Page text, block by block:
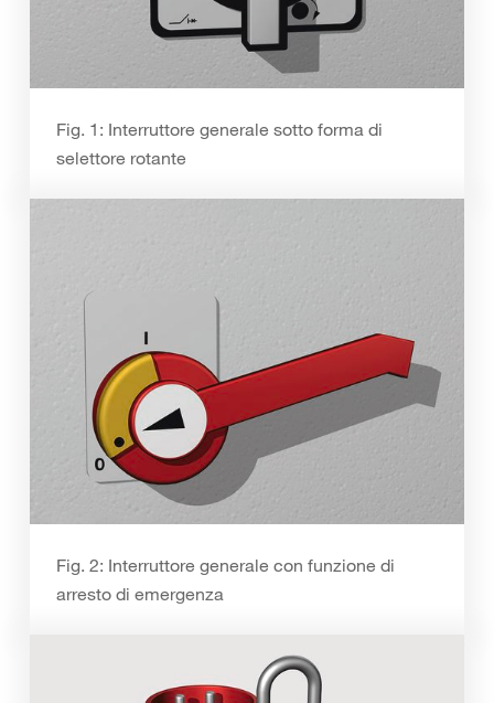
Fig. 1: Interruttore generale sotto forma di
selettore rotante
Fig. 2: Interruttore generale con funzione di
arresto di emergenza